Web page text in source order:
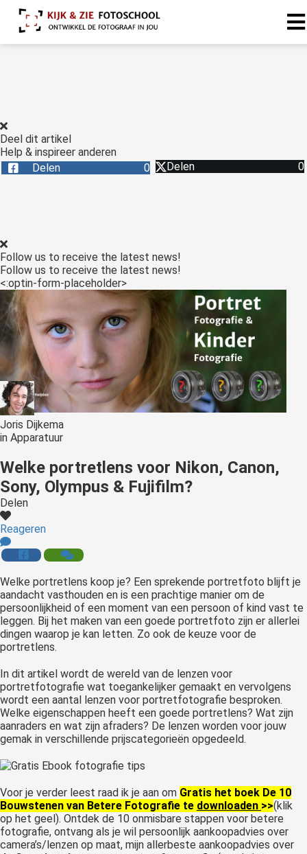
Deel dit artikel
Help & inspireer anderen
Delen
0 Delen 0
Follow us to receive the latest news!
Follow us to receive the latest news!
<:optin-form-placeholder>
Joris Dijkema
in Apparatuur
Welke portretlens voor Nikon, Canon,
Sony, Olympus & Fujifilm?
Delen
Reageren
Welke portretlens koop je? Een sprekende portretfoto blijft je
aandacht vasthouden en is een prachtige manier om de
persoonlijkheid of een moment van een persoon of kind vast te
leggen. Bij het maken van een goede portretfoto zijn er allerlei
dingen waarop je kan letten. Zo ook de keuze voor de
portretlens.
In dit artikel wordt de wereld van de lenzen voor
portretfotografie wat toegankelijker gemaakt en vervolgens
wordt een aantal lenzen voor portretfotografie besproken.
Welke eigenschappen heeft een goede portretlens? Wat zijn
aanraders en wat zijn afraders? De lenzen worden voor jouw
gemak in verschillende prijscategorieën opgedeeld.
Voor je verder leest raad ik je aan om Gratis het boek De 10
Bouwstenen van Betere Fotografie te downloaden >>(klik
op het geel). Ontdek de 10 onmisbare stappen voor betere
fotografie, ontvang als je wil persoonlijk aankoopadvies over
camera’s/lenzen op maat, mijn allerbeste aankoopadvies over